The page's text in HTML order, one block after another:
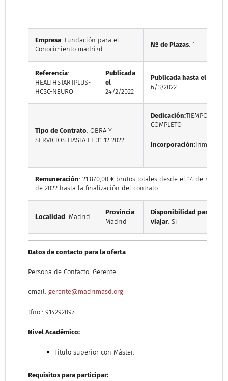
Empresa: Fundación para el
Conocimiento madri+d
Nº de Plazas: 1
Referencia:
HEALTHSTARTPLUS-
HCSC-NEURO
Publicada
el
24/2/2022
Publicada hasta el
6/3/2022
Tipo de Contrato: OBRA Y
SERVICIOS HASTA EL 31-12-2022
Dedicación:TIEMPO
COMPLETO
Incorporación:Inmediata
Remuneración: 21.870,00 € brutos totales desde el 14 de marzo
de 2022 hasta la finalización del contrato.
Localidad: Madrid
Provincia:
Madrid
Disponibilidad para
viajar: Si
Datos de contacto para la oferta
Persona de Contacto: Gerente
email: gerente@madrimasd.org
Tfno.: 914292097
Nivel Académico:
Título superior con Máster.
Requisitos para participar: